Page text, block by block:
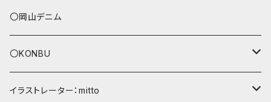
〇岡山デニム
〇KONBU
ショルダーバッグ
イラストレーター：mitto